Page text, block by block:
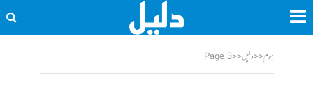
ہوم<<دلیل<<
Page 3